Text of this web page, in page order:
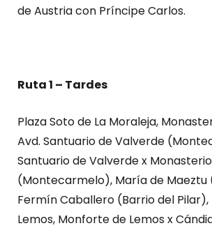
de Austria con Príncipe Carlos.
Ruta 1 – Tardes
Plaza Soto de La Moraleja,
Avd. Santuario de Valverde
Santuario de Valverde x
(Montecarmelo), María de Maeztu
Fermín Caballero (Barrio del
Lemos, Monforte de Lemos x